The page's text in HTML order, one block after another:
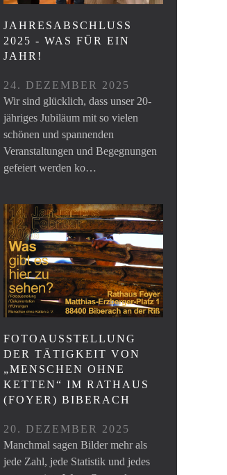
JAHRESABSCHLUSS
2025 - WAS FÜR EIN
JAHR!
24. DEZEMBER 2025
Wir sind glücklich, dass unser 20-
jähriges Jubiläum mit so vielen
schönen und spannenden
Veranstaltungen und Begegnungen
gefeiert werden ko…
FOTOAUSSTELLUNG
DER TÄTIGKEIT VON
„MENSCHEN OHNE
KETTEN“ IM RATHAUS
(FOYER) BIBERACH
20. DEZEMBER 2025
Manchmal sagen Bilder mehr als
jede Zahl, jede Statistik und jedes